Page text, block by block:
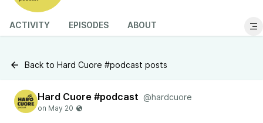
ACTIVITY EPISODES ABOUT
Back to Hard Cuore #podcast posts
Hard Cuore #podcast @hardcuore